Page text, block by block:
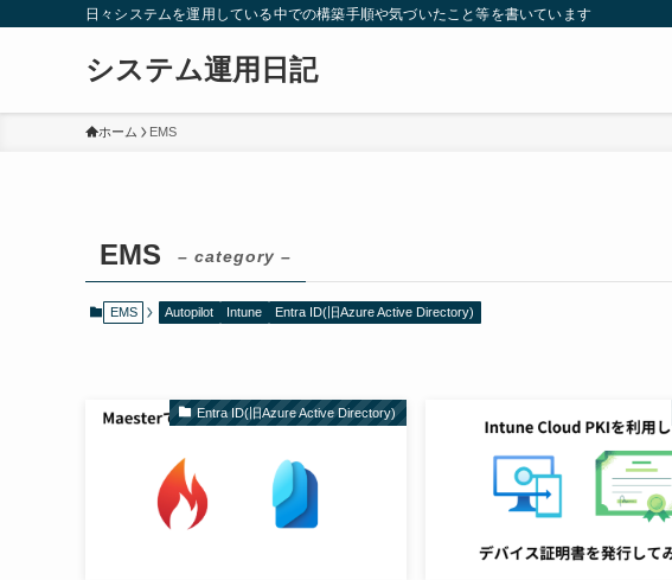
日々システムを運用している中での構築手順や気づいたこと等を書いています
システム運用日記
ホーム EMS
EMS – category –
EMS Autopilot Intune Entra ID(旧Azure Active Directory)
Entra ID(旧Azure Active Directory)